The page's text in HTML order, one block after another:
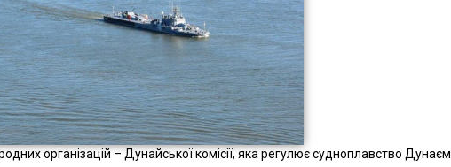
організацій – Дунайської комісії, яка регулює судноплавство Дунаєм.